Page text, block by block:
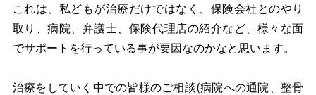
これは、私どもが治療だけではなく、保険会社とのやり
取り、病院、弁護士、保険代理店の紹介など、様々な面
でサポートを行っている事が要因なのかなと思います。
治療をしていく中での皆様のご相談(病院への通院、整骨